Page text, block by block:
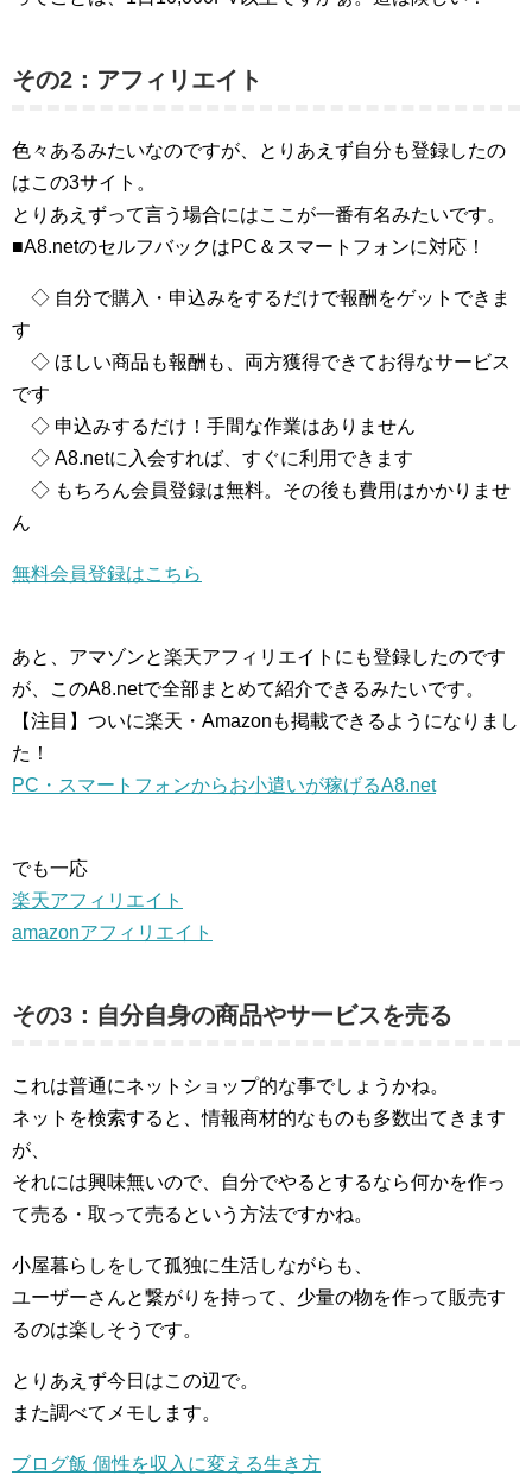
その2：アフィリエイト
色々あるみたいなのですが、とりあえず自分も登録したの
はこの3サイト。
とりあえずって言う場合にはここが一番有名みたいです。
■A8.netのセルフバックはPC＆スマートフォンに対応！
◇ 自分で購入・申込みをするだけで報酬をゲットできま
す
◇ ほしい商品も報酬も、両方獲得できてお得なサービス
です
◇ 申込みするだけ！手間な作業はありません
◇ A8.netに入会すれば、すぐに利用できます
◇ もちろん会員登録は無料。その後も費用はかかりませ
ん
無料会員登録はこちら
あと、アマゾンと楽天アフィリエイトにも登録したのです
が、このA8.netで全部まとめて紹介できるみたいです。
【注目】ついに楽天・Amazonも掲載できるようになりまし
た！
PC・スマートフォンからお小遣いが稼げるA8.net
でも一応
楽天アフィリエイト
amazonアフィリエイト
その3：自分自身の商品やサービスを売る
これは普通にネットショップ的な事でしょうかね。
ネットを検索すると、情報商材的なものも多数出てきます
が、
それには興味無いので、自分でやるとするなら何かを作っ
て売る・取って売るという方法ですかね。
小屋暮らしをして孤独に生活しながらも、
ユーザーさんと繋がりを持って、少量の物を作って販売す
るのは楽しそうです。
とりあえず今日はこの辺で。
また調べてメモします。
ブログ飯 個性を収入に変える生き方